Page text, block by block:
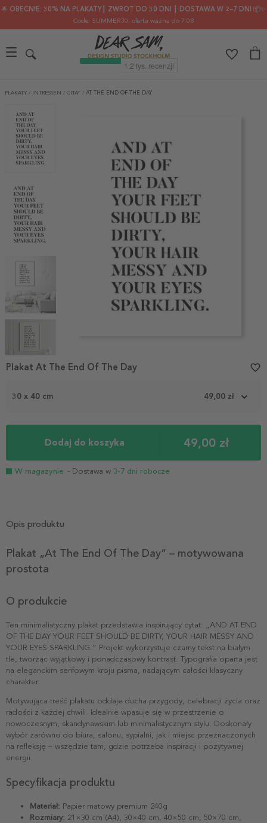
🌟 OBECNIE: 30% NA PLAKATY┃ ZWROT DO 30 DNI ┃ DOSTAWA W 2–7 DNI 📦✨
Code: SUMMER30, oferta ważna do 7.08
PLAKATY / INTRESSEN / CITAT / AT THE END OF THE DAY
1
30 x 40 cm 49,00 zł
Dodaj do koszyka 49,00 zł
W magazynie - Dostawa w 3-7 dni robocze
Plakat At The End Of The Day favorite_border
Opis produktu
Plakat „At The End Of The Day” – motywowana
prostota
O produkcie
Ten minimalistyczny plakat przedstawia inspirujący cytat: „AND AT END
OF THE DAY YOUR FEET SHOULD BE DIRTY, YOUR HAIR MESSY AND
YOUR EYES SPARKLING.” Projekt wykorzystuje czarny tekst na białym
tle, tworząc wyjątkowy i ponadczasowy kontrast. Typografia oparta jest
na eleganckim serifowym kroju pisma, nadającym całości klasyczny
charakter.
Motywująca treść plakatu oddaje ducha przygody, celebracji życia oraz
radości z każdej chwili. Idealnie wpasuje się w przestrzenie o
nowoczesnym, skandynawskim lub minimalistycznym stylu. Doskonały
wybór zarówno do biura, salonu, sypialni, jak i miejsc przeznaczonych
na refleksję – wszędzie tam, gdzie potrzeba inspiracji i pozytywnej
energii.
Specyfikacja produktu
Materiał: Papier matowy premium 240g
Rozmiary: 21×30 cm (A4), 30×40 cm, 40×50 cm, 50×70 cm,